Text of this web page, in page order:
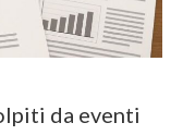
da eventi